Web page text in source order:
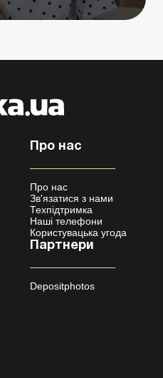
Про нас
Про нас
Зв'язатися з нами
Техпідтримка
Наші телефони
Користувацька угода
Партнери
Depositphotos